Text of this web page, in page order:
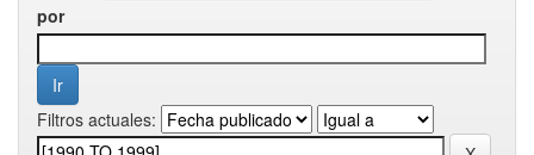
por
Filtros actuales: